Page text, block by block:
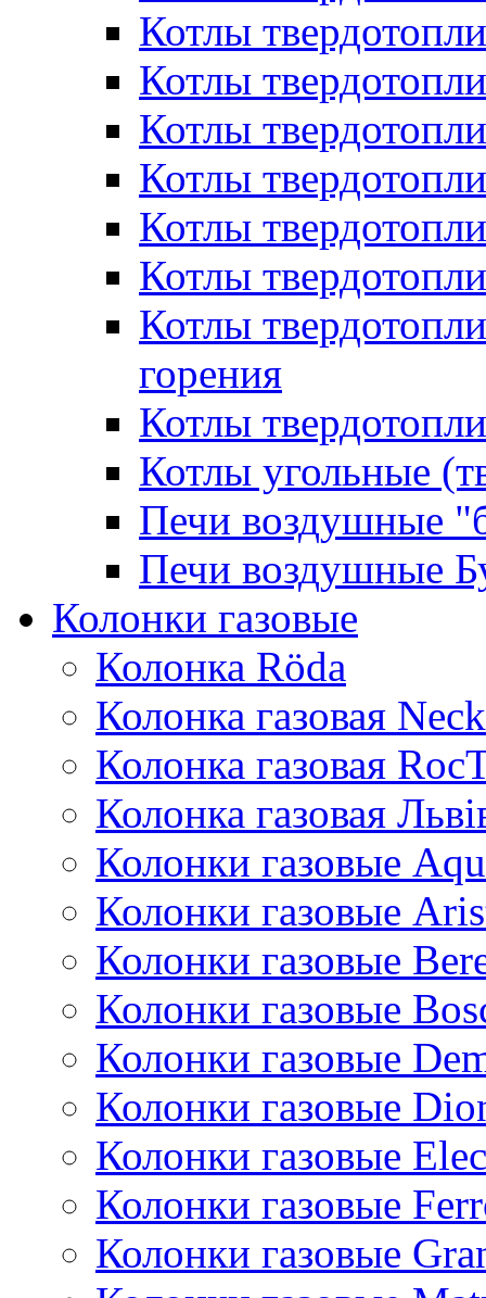
Котлы
Котлы
Котлы
Котлы
Котлы
Котлы
Котлы
горения
Котлы
Котлы угольные
Печи воздушные
Печи воздушные
Колонки газовые
Колонка Rӧda
Колонка газовая
Колонка газовая
Колонка газовая
Колонки газовые
Колонки газовые
Колонки газовые
Колонки газовые
Колонки газовые
Колонки газовые
Колонки газовые
Колонки газовые
Колонки газовые